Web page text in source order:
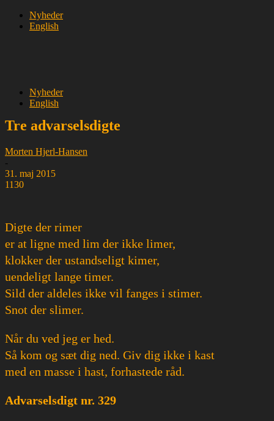
Nyheder
English
Nyheder
English
Tre advarselsdigte
Morten Hjerl-Hansen
-
31. maj 2015
1130
Digte der rimer
er at ligne med lim der ikke limer,
klokker der ustandseligt kimer,
uendeligt lange timer.
Sild der aldeles ikke vil fanges i stimer.
Snot der slimer.
Når du ved jeg er hed.
Så kom og sæt dig ned. Giv dig ikke i kast
med en masse i hast, forhastede råd.
Advarselsdigt nr. 329